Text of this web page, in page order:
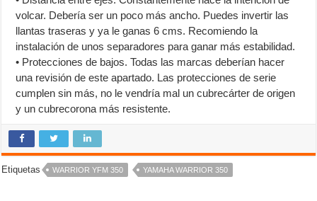
volcar. Debería ser un poco más ancho. Puedes invertir las
llantas traseras y ya le ganas 6 cms. Recomiendo la
instalación de unos separadores para ganar más estabilidad.
• Protecciones de bajos. Todas las marcas deberían hacer
una revisión de este apartado. Las protecciones de serie
cumplen sin más, no le vendría mal un cubrecárter de origen
y un cubrecorona más resistente.
Etiquetas WARRIOR YFM 350 YAMAHA WARRIOR 350